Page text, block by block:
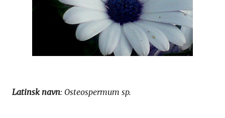
Latinsk navn: Osteospermum sp.